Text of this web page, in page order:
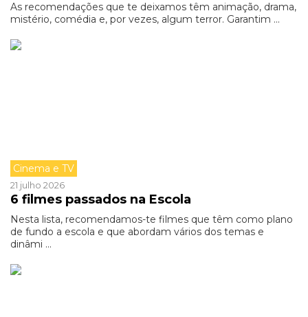
As recomendações que te deixamos têm animação, drama,
mistério, comédia e, por vezes, algum terror. Garantim ...
Cinema e TV
21 julho 2026
6 filmes passados na Escola
Nesta lista, recomendamos-te filmes que têm como plano
de fundo a escola e que abordam vários dos temas e
dinâmi ...